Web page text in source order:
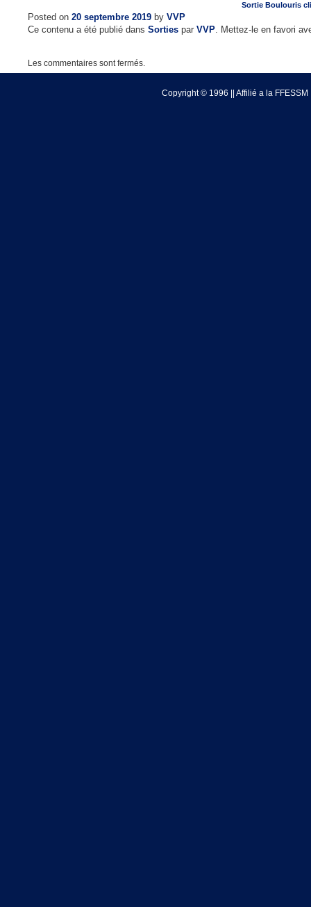
Sortie Boulouris
Posted on 20 septembre 2019 by VVP
Ce contenu a été publié dans Sorties par VVP. Mettez-le en favori
Les commentaires sont fermés.
Copyright © 1996 || Affilié a la